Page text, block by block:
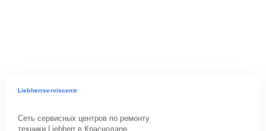
Liebherrserviscentr
Сеть сервисных центров по ремонту
техники Liebherr в Краснодаре.